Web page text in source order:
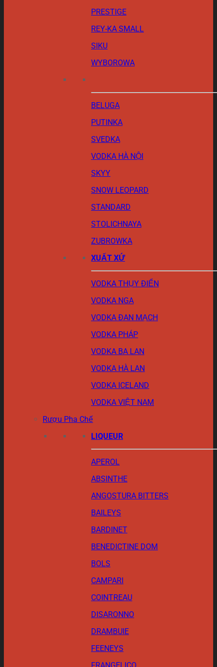
PRESTIGE
REY-KA SMALL
SIKU
WYBOROWA
BELUGA
PUTINKA
SVEDKA
VODKA HÀ NỘI
SKYY
SNOW LEOPARD
STANDARD
STOLICHNAYA
ZUBROWKA
XUẤT XỨ
VODKA THỤY ĐIỂN
VODKA NGA
VODKA ĐAN MẠCH
VODKA PHÁP
VODKA BA LAN
VODKA HÀ LAN
VODKA ICELAND
VODKA VIỆT NAM
Rượu Pha Chế
LIQUEUR
APEROL
ABSINTHE
ANGOSTURA BITTERS
BAILEYS
BARDINET
BENEDICTINE DOM
BOLS
CAMPARI
COINTREAU
DISARONNO
DRAMBUIE
FEENEYS